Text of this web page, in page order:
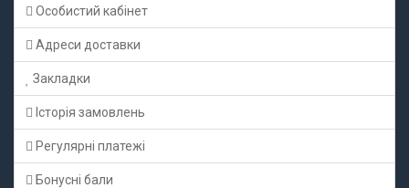
Особистий кабінет
Адреси доставки
Закладки
Історія замовлень
Регулярні платежі
Бонусні бали